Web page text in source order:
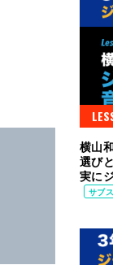
横山
選び
実に
サブ